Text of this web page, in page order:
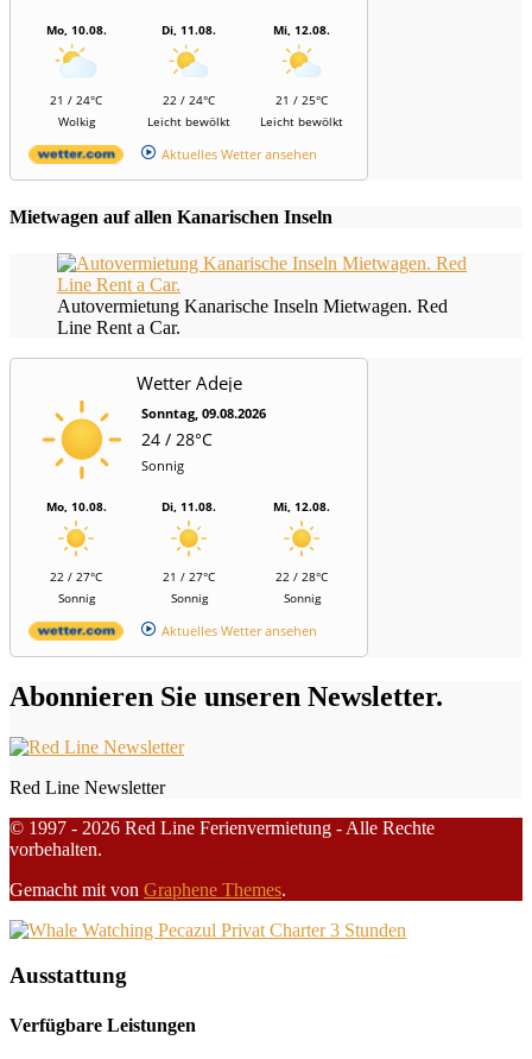
Mo, 10.08.
21 / 24°C
Wolkig
Di, 11.08.
22 / 24°C
Leicht bewölkt
Mi, 12.08.
21 / 25°C
Leicht bewölkt
Aktuelles Wetter ansehen
Mietwagen auf allen Kanarischen Inseln
Autovermietung Kanarische Inseln Mietwagen. Red
Line Rent a Car.
Wetter Adeje
Sonntag, 09.08.2026
24 / 28°C
Sonnig
Mo, 10.08.
22 / 27°C
Sonnig
Di, 11.08.
21 / 27°C
Sonnig
Mi, 12.08.
22 / 28°C
Sonnig
Aktuelles Wetter ansehen
Abonnieren Sie unseren Newsletter.
Red Line Newsletter
© 1997 - 2026 Red Line Ferienvermietung - Alle Rechte
vorbehalten.
Gemacht mit von Graphene Themes.
Ausstattung
Verfügbare Leistungen